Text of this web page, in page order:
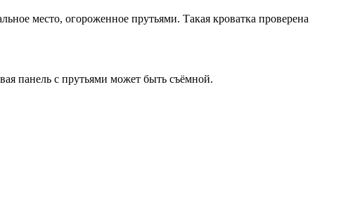
место, огороженное прутьями. Такая кроватка проверена
панель с прутьями может быть съёмной.